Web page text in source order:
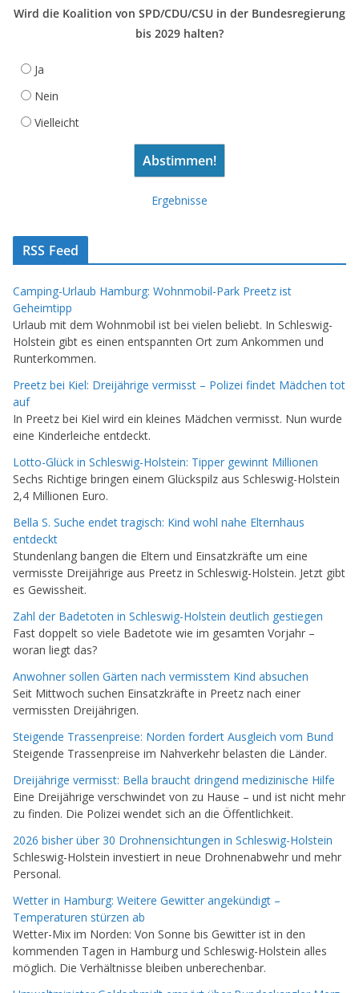
Wird die Koalition von SPD/CDU/CSU in der Bundesregierung
bis 2029 halten?
Ja
Nein
Vielleicht
Ergebnisse
RSS Feed
Camping-Urlaub Hamburg: Wohnmobil-Park Preetz ist
Geheimtipp
Urlaub mit dem Wohnmobil ist bei vielen beliebt. In Schleswig-
Holstein gibt es einen entspannten Ort zum Ankommen und
Runterkommen.
Preetz bei Kiel: Dreijährige vermisst – Polizei findet Mädchen tot
auf
In Preetz bei Kiel wird ein kleines Mädchen vermisst. Nun wurde
eine Kinderleiche entdeckt.
Lotto-Glück in Schleswig-Holstein: Tipper gewinnt Millionen
Sechs Richtige bringen einem Glückspilz aus Schleswig-Holstein
2,4 Millionen Euro.
Bella S. Suche endet tragisch: Kind wohl nahe Elternhaus
entdeckt
Stundenlang bangen die Eltern und Einsatzkräfte um eine
vermisste Dreijährige aus Preetz in Schleswig-Holstein. Jetzt gibt
es Gewissheit.
Zahl der Badetoten in Schleswig-Holstein deutlich gestiegen
Fast doppelt so viele Badetote wie im gesamten Vorjahr –
woran liegt das?
Anwohner sollen Gärten nach vermisstem Kind absuchen
Seit Mittwoch suchen Einsatzkräfte in Preetz nach einer
vermissten Dreijährigen.
Steigende Trassenpreise: Norden fordert Ausgleich vom Bund
Steigende Trassenpreise im Nahverkehr belasten die Länder.
Dreijährige vermisst: Bella braucht dringend medizinische Hilfe
Eine Dreijährige verschwindet von zu Hause – und ist nicht mehr
zu finden. Die Polizei wendet sich an die Öffentlichkeit.
2026 bisher über 30 Drohnensichtungen in Schleswig-Holstein
Schleswig-Holstein investiert in neue Drohnenabwehr und mehr
Personal.
Wetter in Hamburg: Weitere Gewitter angekündigt –
Temperaturen stürzen ab
Wetter-Mix im Norden: Von Sonne bis Gewitter ist in den
kommenden Tagen in Hamburg und Schleswig-Holstein alles
möglich. Die Verhältnisse bleiben unberechenbar.